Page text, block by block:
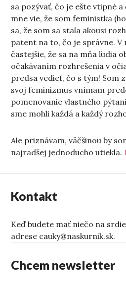
sa pozývať, čo je ešte vtipné a
mne vie, že som feministka
sa, že som sa stala akousi
patent na to, čo je správne.
častejšie, že sa na mňa ľudia
očakávaním rozhrešenia v
predsa vedieť, čo s tým! Som
svoj feminizmus vnímam
pomenovanie vlastného
sme mohli každá a každý
Ale priznávam, väčšinou by
najradšej jednoducho utiekla.
Kontakt
Keď budete mať niečo na
adrese cauky@naskurnik.sk.
Chcem newsletter